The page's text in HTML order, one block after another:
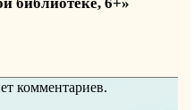
комментариев.